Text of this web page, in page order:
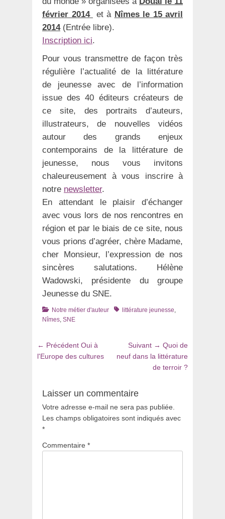
février 2014
et à Nîmes le 15 avril
2014(Entrée libre).
Inscription ici.
Pour vous transmettre de façon très
régulière l’actualité de la littérature
de jeunesse avec de l’information
issue des 40 éditeurs créateurs de
ce site, des portraits d’auteurs,
illustrateurs, de nouvelles vidéos
autour des grands enjeux
contemporains de la littérature de
jeunesse, nous vous invitons
chaleureusement à vous inscrire à
notre newsletter.
En attendant le plaisir d’échanger
avec vous lors de nos rencontres en
région et par le biais de ce site, nous
vous prions d’agréer, chère Madame,
cher Monsieur, l’expression de nos
sincères salutations. Hélène
Wadowski, présidente du groupe
Jeunesse du SNE.
Catégories
Notre métier d'auteur Tagslittérature jeunesse,
Nîmes, SNE
Navigation
de
← Précédent Article
précédent
Oui à
l'Europe des cultures
Suivant → Article
suivant
:
Quoi de
neuf dans la littérature
de terroir ?
Laisser un commentaire
Votre adresse e-mail ne sera pas publiée.
Les champs obligatoires sont indiqués avec
*
Commentaire *